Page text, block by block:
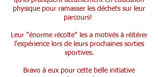
physique pour ramasser les déchets sur leur
parcours!
Leur "énorme récolte" les a motivés à réitérer
l'expérience lors de leurs prochaines sorties
sportives.
Bravo à eux pour cette belle initiative